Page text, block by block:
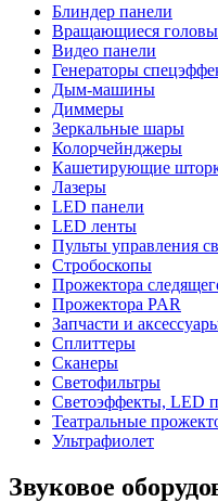
Блиндер панели
Вращающиеся головы
Видео панели
Генераторы
Дым-машины
Диммеры
Зеркальные шары
Колорчейнджеры
Кашетирующие
Лазеры
LED панели
LED ленты
Пульты управления
Стробоскопы
Прожектора
Прожектора PAR
Запчасти и
Сплиттеры
Сканеры
Светофильтры
Светоэффекты, LED
Театральные
Ультрафиолет
Звуковое